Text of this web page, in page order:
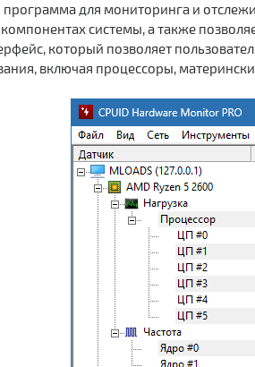
программа для мониторинга и
системы, а также
который позволяет
включая процессоры,